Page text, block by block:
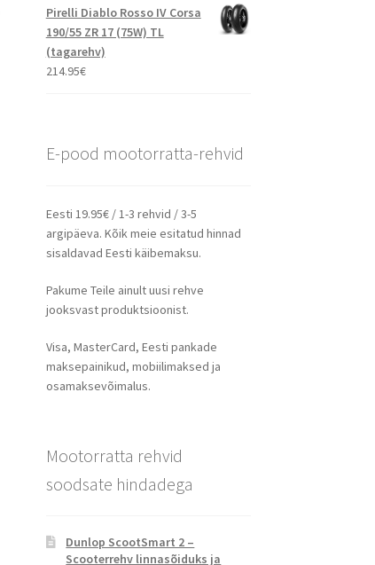
Pirelli Diablo Rosso IV Corsa
190/55 ZR 17 (75W) TL
(tagarehv)
214.95€
E-pood mootorratta-rehvid
Eesti 19.95€ / 1-3 rehvid / 3-5
argipäeva. Kõik meie esitatud hinnad
sisaldavad Eesti käibemaksu.
Pakume Teile ainult uusi rehve
jooksvast produktsioonist.
Visa, MasterCard, Eesti pankade
maksepainikud, mobiilimaksed ja
osamaksevõimalus.
Mootorratta rehvid
soodsate hindadega
Dunlop ScootSmart 2 –
Scooterrehv linnasõiduks ja